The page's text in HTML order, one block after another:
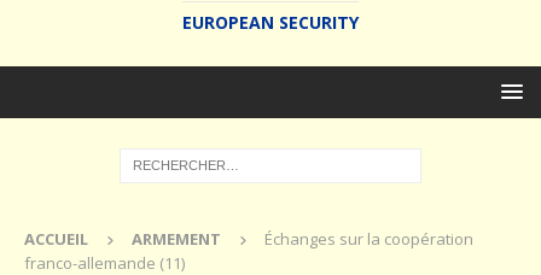
EUROPEAN SECURITY
ACCUEIL ARMEMENT
Échanges sur la coopération
franco-allemande (11)